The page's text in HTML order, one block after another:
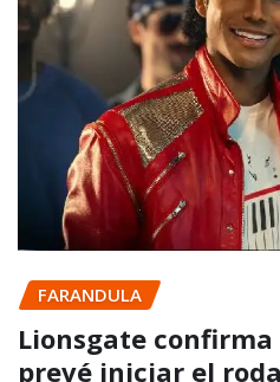
FARANDULA
Lionsgate
prevé iniciar el